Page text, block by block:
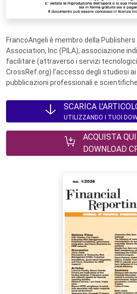
FrancoAngeli è membro della
Association, Inc (PILA), associazione
facilitare (attraverso i servizi
CrossRef.org) l’accesso degli studiosi
pubblicazioni professionali e scientifiche.
SCARICA
UTILIZZANDO I TUOI
ACQUISTA
DOWNLOAD